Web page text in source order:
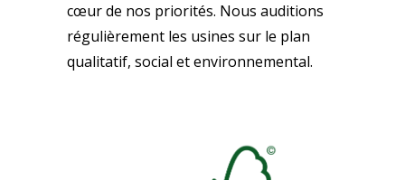
cœur de nos priorités. Nous auditions
régulièrement les usines sur le plan
qualitatif, social et environnemental.